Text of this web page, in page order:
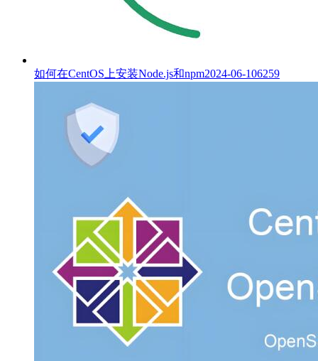
如何在CentOS上安装Node.js和npm2024-06-106259